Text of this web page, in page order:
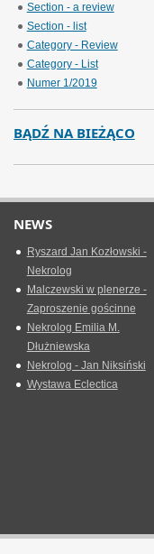
Section - a review
Section - list
Category - Review
Category - List
Numer 1/2019
BĄDŹ NA BIEŻĄCO
NEWS
Ryszard Jan Kozłowski -
Nekrolog
Malczewski w plenerze -
Zaproszenie gościnne
Nekrolog Emilia M.
Dłużniewska
Nekrolog - Jan Niksiński
Wystawa Eclectica